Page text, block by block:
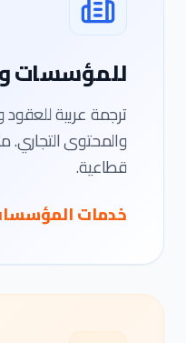
للمؤسسات
ترجمة عربية للعقود
والمحتوى التجاري.
قطاعية.
خدمات